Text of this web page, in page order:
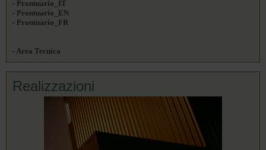
- Prontuario_IT
- Prontuario_EN
- Prontuario_FR
- Area Tecnica
Realizzazioni